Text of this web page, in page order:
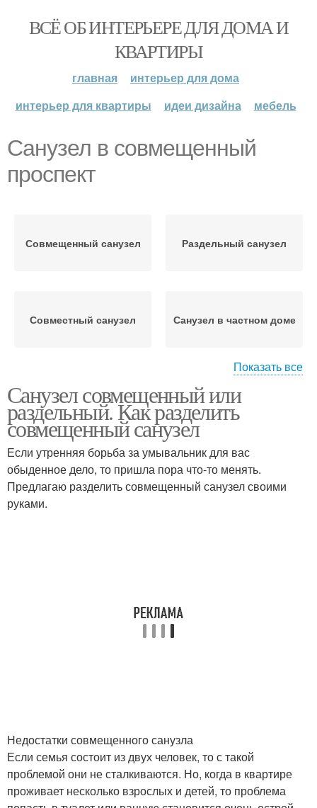
ВСЁ ОБ ИНТЕРЬЕРЕ ДЛЯ ДОМА И
КВАРТИРЫ
главная
интерьер для дома
интерьер для квартиры
идеи дизайна мебель
Санузел в совмещенный
проспект
Совмещенный санузел Раздельный санузел
Совместный санузел Санузел в частном доме
Санузел в новостройке
Вентиляции в
совмещенных санузлах
Санузел в хрущевке Санузел с душевой
Показать все
Санузел совмещенный или
раздельный. Как разделить
совмещенный санузел
Если утренняя борьба за умывальник для вас
обыденное дело, то пришла пора что-то менять.
Предлагаю разделить совмещенный санузел своими
руками.
Недостатки совмещенного санузла
Если семья состоит из двух человек, то с такой
проблемой они не сталкиваются. Но, когда в квартире
проживает несколько взрослых и детей, то проблема